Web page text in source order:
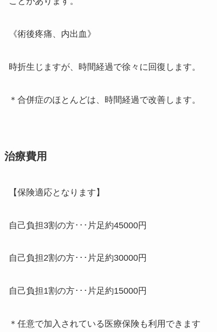
《術後疼痛、内出血》
時折生じますが、時間経過で徐々に回復します。
＊合併症のほとんどは、時間経過で改善します。
治療費用
【保険適応となります】
自己負担3割の方･･･片足約45000円
自己負担2割の方･･･片足約30000円
自己負担1割の方･･･片足約15000円
＊任意で加入されている医療保険も利用できます